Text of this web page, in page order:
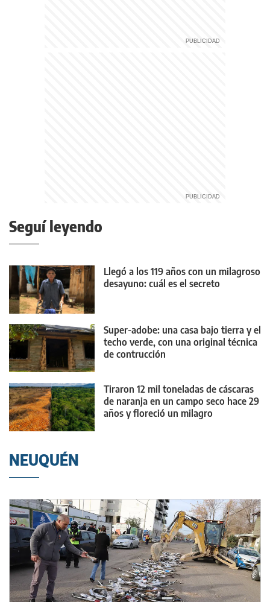
Seguí leyendo
Llegó a los 119 años con un milagroso
desayuno: cuál es el secreto
Super-adobe: una casa bajo tierra y el
techo verde, con una original técnica
de contrucción
Tiraron 12 mil toneladas de cáscaras
de naranja en un campo seco hace 29
años y floreció un milagro
NEUQUÉN